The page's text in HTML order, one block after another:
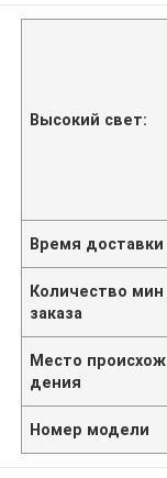
Высокий свет:
Время доставки
Количество мин
заказа
Место происхож
дения
Номер модели